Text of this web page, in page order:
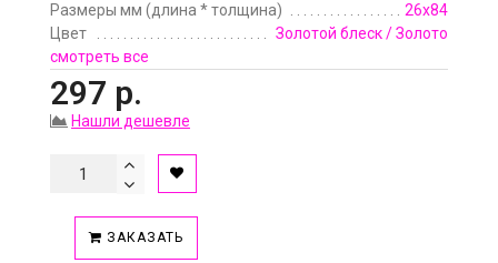
Размеры мм (длина * толщина)
26x84
Цвет
Золотой блеск / Золото
смотреть все
297 р.
Нашли дешевле
ЗАКАЗАТЬ